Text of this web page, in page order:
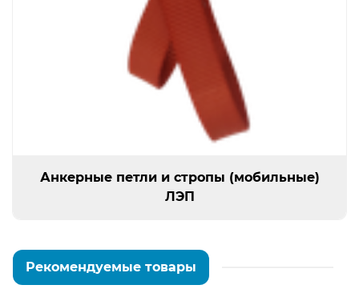
Анкерные петли и стропы (мобильные)
ЛЭП
Рекомендуемые товары